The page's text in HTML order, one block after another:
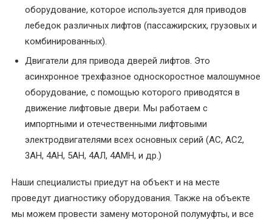
Восстановление
посадочного
места
подшипник
вала
Диагностика
электродвигателей
Замена
в
электродвигателях
оборудование, которое используется для приводов
лебедок различных лифтов (пассажирских, грузовых и
комбинированных).
Двигатели для привода дверей лифтов. Это
асинхронное трехфазное односкоростное малошумное
оборудование, с помощью которого приводятся в
движение лифтовые двери. Мы работаем с
импортными и отечественными лифтовыми
электродвигателями всех основных серий (АС, АС2,
3АН, 4АН, 5АН, 4АЛ, 4АМН, и др.)
Наши специалисты приедут на объект и на месте
проведут диагностику оборудования. Также на объекте
мы можем провести замену мотороной полумуфты, и все